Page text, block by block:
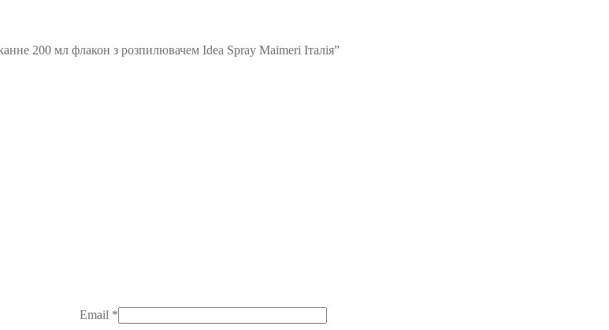
200 мл флакон з розпилювачем Idea Spray Maimeri Італія”
Email *